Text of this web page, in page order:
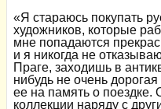
«Я стараюсь покупать
художников, которые
мне попадаются
и я никогда не
Праге, заходишь в
нибудь не очень
ее на память о поездке.
коллекции наряду с